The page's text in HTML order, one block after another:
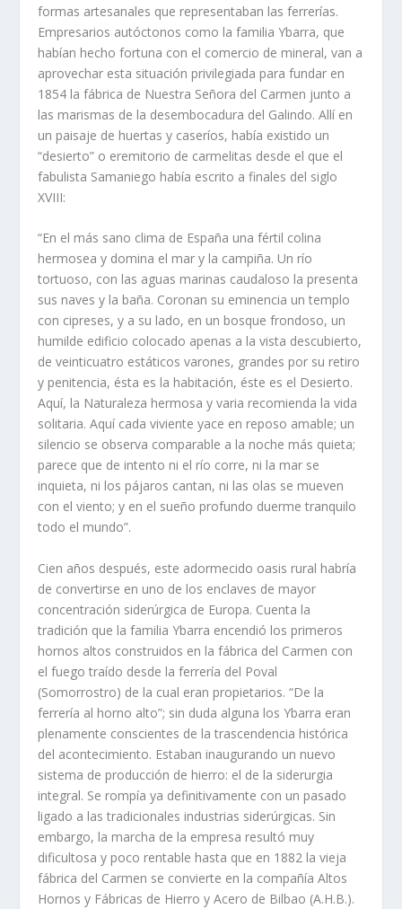
formas artesanales que representaban las ferrerías.
Empresarios autóctonos como la familia Ybarra, que
habían hecho fortuna con el comercio de mineral, van a
aprovechar esta situación privilegiada para fundar en
1854 la fábrica de Nuestra Señora del Carmen junto a
las marismas de la desembocadura del Galindo. Allí en
un paisaje de huertas y caseríos, había existido un
“desierto” o eremitorio de carmelitas desde el que el
fabulista Samaniego había escrito a finales del siglo
XVIII:
“En el más sano clima de España una fértil colina
hermosea y domina el mar y la campiña. Un río
tortuoso, con las aguas marinas caudaloso la presenta
sus naves y la baña. Coronan su eminencia un templo
con cipreses, y a su lado, en un bosque frondoso, un
humilde edificio colocado apenas a la vista descubierto,
de veinticuatro estáticos varones, grandes por su retiro
y penitencia, ésta es la habitación, éste es el Desierto.
Aquí, la Naturaleza hermosa y varia recomienda la vida
solitaria. Aquí cada viviente yace en reposo amable; un
silencio se observa comparable a la noche más quieta;
parece que de intento ni el río corre, ni la mar se
inquieta, ni los pájaros cantan, ni las olas se mueven
con el viento; y en el sueño profundo duerme tranquilo
todo el mundo”.
Cien años después, este adormecido oasis rural habría
de convertirse en uno de los enclaves de mayor
concentración siderúrgica de Europa. Cuenta la
tradición que la familia Ybarra encendió los primeros
hornos altos construidos en la fábrica del Carmen con
el fuego traído desde la ferrería del Poval
(Somorrostro) de la cual eran propietarios. “De la
ferrería al horno alto”; sin duda alguna los Ybarra eran
plenamente conscientes de la trascendencia histórica
del acontecimiento. Estaban inaugurando un nuevo
sistema de producción de hierro: el de la siderurgia
integral. Se rompía ya definitivamente con un pasado
ligado a las tradicionales industrias siderúrgicas. Sin
embargo, la marcha de la empresa resultó muy
dificultosa y poco rentable hasta que en 1882 la vieja
fábrica del Carmen se convierte en la compañía Altos
Hornos y Fábricas de Hierro y Acero de Bilbao (A.H.B.).